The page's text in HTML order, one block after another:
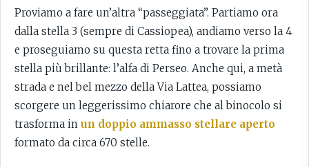
Proviamo a fare un’altra “passeggiata”. Partiamo ora
dalla stella 3 (sempre di Cassiopea), andiamo verso la 4
e proseguiamo su questa retta fino a trovare la prima
stella più brillante: l’alfa di Perseo. Anche qui, a metà
strada e nel bel mezzo della Via Lattea, possiamo
scorgere un leggerissimo chiarore che al binocolo si
trasforma in un doppio ammasso stellare aperto
formato da circa 670 stelle.